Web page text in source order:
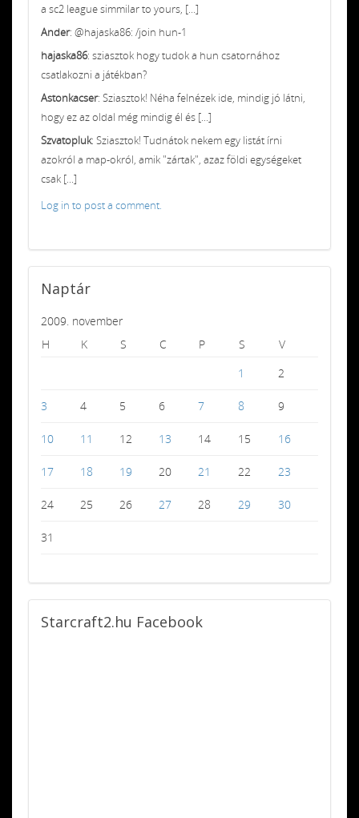
a sc2 league simmilar to yours, [...]
Ander: @hajaska86: /join hun-1
hajaska86: sziasztok hogy tudok a hun csatornához
csatlakozni a játékban?
Astonkacser: Sziasztok! Néha felnézek ide, mindig jó látni,
hogy ez az oldal még mindig él és [...]
Szvatopluk: Sziasztok! Tudnátok nekem egy listát írni
azokról a map-okról, amik "zártak", azaz földi egységeket
csak [...]
Log in to post a comment.
Naptár
2009. november
H
K S C P S
V
1
2
3 4 5 6 7 8 9
10 11 12 13 14 15 16
17 18 19 20 21 22 23
24 25 26 27 28 29 30
31
Starcraft2.hu Facebook